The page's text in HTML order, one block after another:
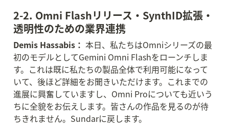
2-2. Omni Flashリリース・SynthID拡張・
透明性のための業界連携
Demis Hassabis： 本日、私たちはOmniシリーズの最
初のモデルとしてGemini Omni Flashをローンチしま
す。これは既に私たちの製品全体で利用可能になって
いて、後ほど詳細をお聞きいただけます。これまでの
進展に興奮していますし、Omni Proについても近いう
ちに全貌をお伝えします。皆さんの作品を見るのが待
ちきれません。Sundarに戻します。